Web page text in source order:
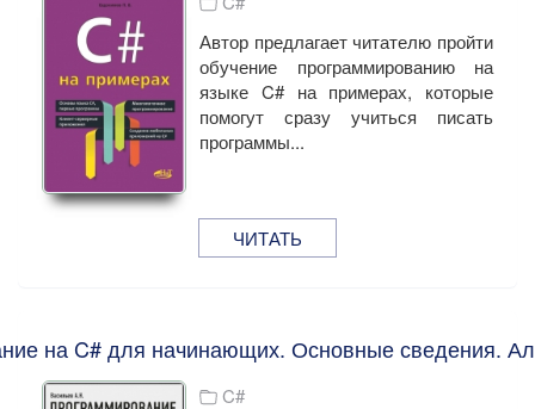
Автор предлагает читателю пройти
обучение программированию на
языке C# на примерах, которые
помогут сразу учиться писать
программы...
ЧИТАТЬ
на C# для начинающих. Основные сведения.
C#